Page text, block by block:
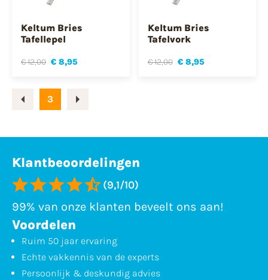
Keltum Bries
Tafellepel
€ 12,00 € 8,95
Keltum Bries
Tafelvork
€ 12,00 € 8,95
3
Klantbeoordelingen
(9,1/10)
99% van onze klanten beveelt ons aan!
Voordelen
Ruim 50 jaar ervaring
Echte vakkennis van de experts
Persoonlijk & deskundig advies